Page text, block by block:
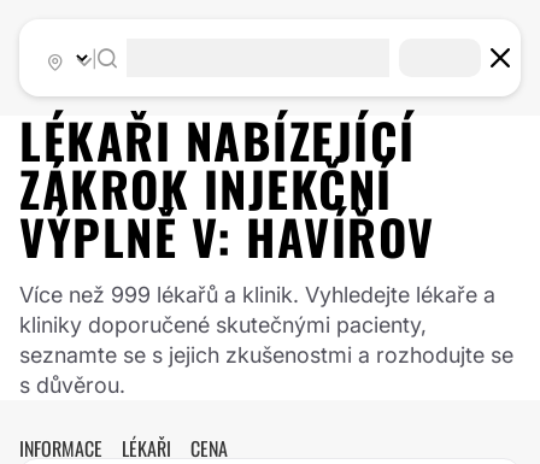
LÉKAŘI NABÍZEJÍCÍ
ZÁKROK INJEKČNÍ
VÝPLNĚ V: HAVÍŘOV
Více než 999 lékařů a klinik. Vyhledejte lékaře a
kliniky doporučené skutečnými pacienty,
seznamte se s jejich zkušenostmi a rozhodujte se
s důvěrou.
INFORMACE LÉKAŘI CENA